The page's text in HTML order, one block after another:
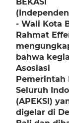
BEKASI
- Wali Kota
Rahmat
bahwa
Asosiasi
Pemerintah
Seluruh
(APEKSI)
digelar di